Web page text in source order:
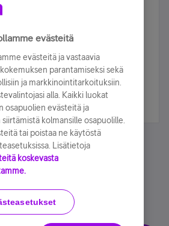
ja voita!
ja olet mukana arvonnassa.
Accessibility statement
evästeitä
evästeitä ja vastaavia
parantamiseksi sekä
ja markkinointitarkoituksiin.
alla. Kaikki luokat
osapuolien evästeitä ja
kolmansille osapuolille.
tai poistaa ne käytöstä
Lisätietoja
koskevasta